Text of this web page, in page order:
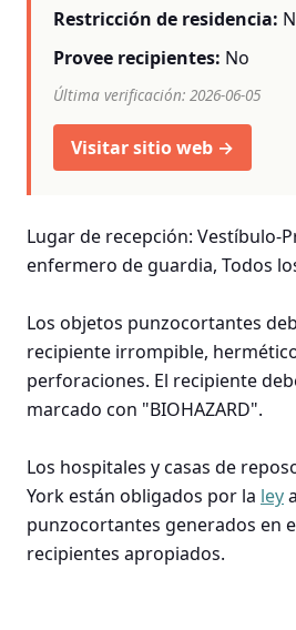
Restricción de residencia:
Provee recipientes: No
Última verificación: 2026-06-05
Visitar sitio web →
Lugar de recepción: Vestíbulo-
enfermero de guardia, Todos
Los objetos punzocortantes
recipiente irrompible,
perforaciones. El recipiente
marcado con "BIOHAZARD".
Los hospitales y casas de
York están obligados por la ley
punzocortantes generados en
recipientes apropiados.